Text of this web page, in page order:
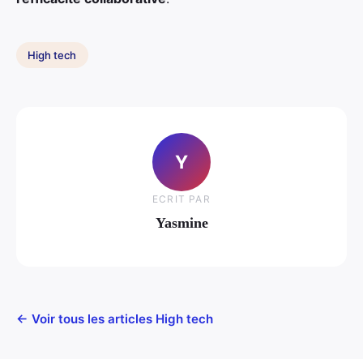
High tech
Y
ECRIT PAR
Yasmine
← Voir tous les articles High tech